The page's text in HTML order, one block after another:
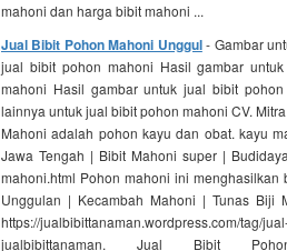
mahoni dan harga bibit mahoni ...
Jual Bibit Pohon Mahoni Unggul- Gambar
jual bibit pohon mahoni Hasil gambar
mahoni Hasil gambar untuk jual bibit
lainnya untuk jual bibit pohon mahoni CV.
Mahoni adalah pohon kayu dan obat. kayu
Jawa Tengah | Bibit Mahoni super |
mahoni.html Pohon mahoni ini
Unggulan | Kecambah Mahoni | Tunas
https://jualbibittanaman.wordpress.com/
jualbibittanaman. Jual Bibit